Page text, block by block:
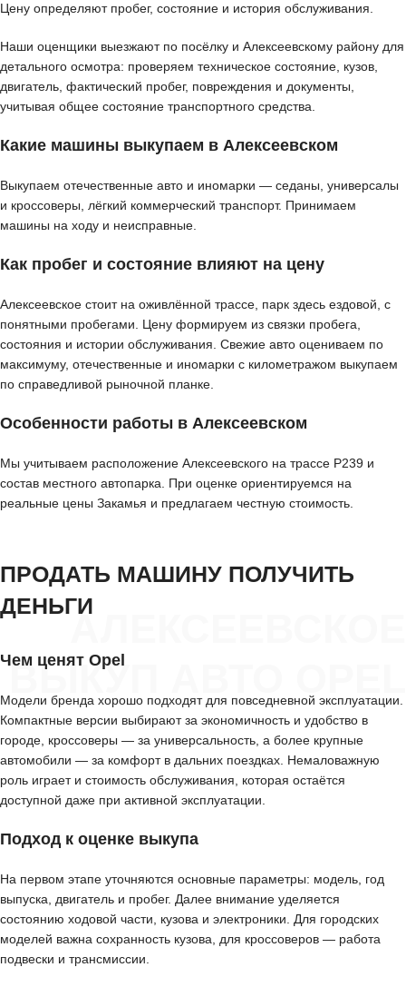
Цену определяют пробег, состояние и история обслуживания.
Наши оценщики выезжают по посёлку и Алексеевскому району для
детального осмотра: проверяем техническое состояние, кузов,
двигатель, фактический пробег, повреждения и документы,
учитывая общее состояние транспортного средства.
Какие машины выкупаем в Алексеевском
Выкупаем отечественные авто и иномарки — седаны, универсалы
и кроссоверы, лёгкий коммерческий транспорт. Принимаем
машины на ходу и неисправные.
Как пробег и состояние влияют на цену
Алексеевское стоит на оживлённой трассе, парк здесь ездовой, с
понятными пробегами. Цену формируем из связки пробега,
состояния и истории обслуживания. Свежие авто оцениваем по
максимуму, отечественные и иномарки с километражом выкупаем
по справедливой рыночной планке.
Особенности работы в Алексеевском
Мы учитываем расположение Алексеевского на трассе Р239 и
состав местного автопарка. При оценке ориентируемся на
реальные цены Закамья и предлагаем честную стоимость.
АЛЕКСЕЕВСКОЕ
ВЫКУП АВТО OPEL
ПРОДАТЬ МАШИНУ ПОЛУЧИТЬ
ДЕНЬГИ
Чем ценят Opel
Модели бренда хорошо подходят для повседневной эксплуатации.
Компактные версии выбирают за экономичность и удобство в
городе, кроссоверы — за универсальность, а более крупные
автомобили — за комфорт в дальних поездках. Немаловажную
роль играет и стоимость обслуживания, которая остаётся
доступной даже при активной эксплуатации.
Подход к оценке выкупа
На первом этапе уточняются основные параметры: модель, год
выпуска, двигатель и пробег. Далее внимание уделяется
состоянию ходовой части, кузова и электроники. Для городских
моделей важна сохранность кузова, для кроссоверов — работа
подвески и трансмиссии.